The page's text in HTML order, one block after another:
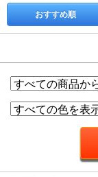
おすすめ順